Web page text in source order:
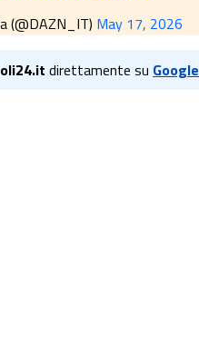
(@DAZN_IT) May 17, 2026
direttamente su Google